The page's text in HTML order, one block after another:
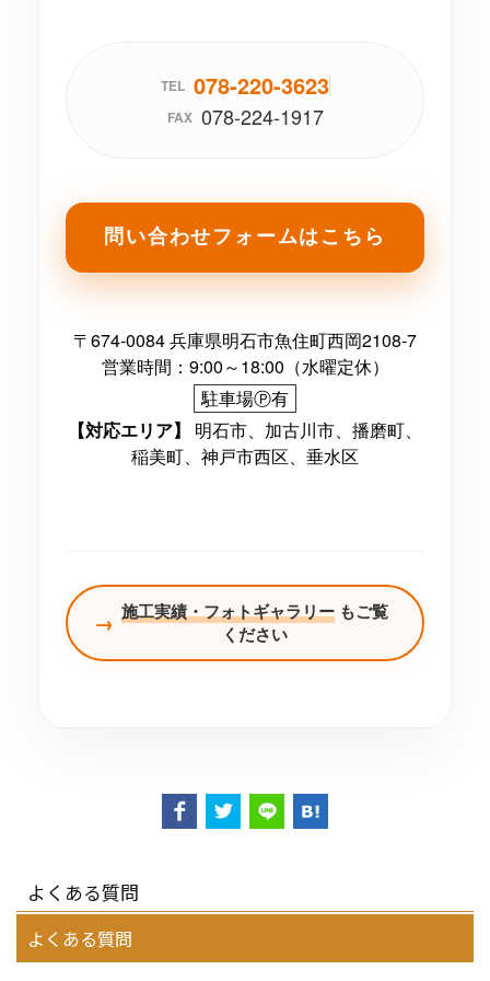
TEL 078-220-3623
FAX 078-224-1917
問い合わせフォームはこちら
〒674-0084 兵庫県明石市魚住町西岡2108-7
営業時間：9:00～18:00（水曜定休）
駐車場Ⓟ有
【対応エリア】
明石市、加古川市、播磨町、
稲美町、神戸市西区、垂水区
→ 施工実績・フォトギャラリー もご覧
ください
よくある質問
よくある質問